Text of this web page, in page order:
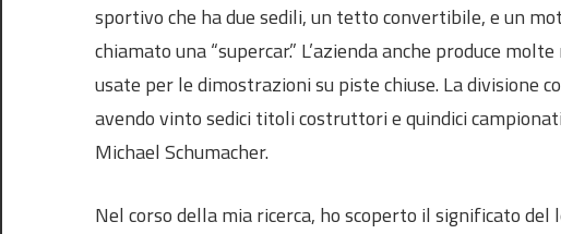
sportivo che ha due sedili, un tetto convertibile, e un
chiamato una “supercar.” L’azienda anche produce
usate per le dimostrazioni su piste chiuse. La divisione
avendo vinto sedici titoli costruttori e quindici
Michael Schumacher.
Nel corso della mia ricerca, ho scoperto il significato del